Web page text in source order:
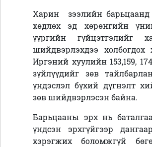
Харин зээлийн барьцаанд
хөдлөх эд хөрөнгийн
үүргийн гүйцэтгэлийг
шийдвэрлэхдээ холбогдох
Иргэний хуулийн 153,159,
зүйлүүдийг зөв
үндэслэл бүхий дүгнэлт
зөв шийдвэрлэсэн байна.
Барьцааны эрх нь
үндсэн эрхгүйгээр
хэрэгжих боломжгүй